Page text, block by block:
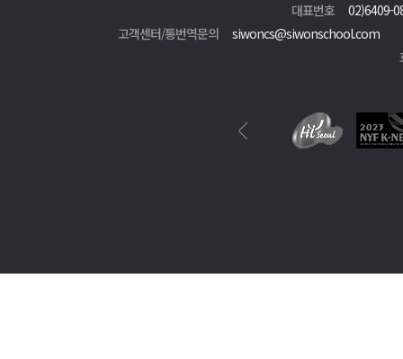
대표번호
02)6409-
고객센터/통번역문의
siwoncs@siwonschool.com